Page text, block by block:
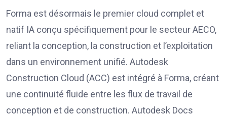
Forma est désormais le premier cloud complet et
natif IA conçu spécifiquement pour le secteur AECO,
reliant la conception, la construction et l’exploitation
dans un environnement unifié. Autodesk
Construction Cloud (ACC) est intégré à Forma, créant
une continuité fluide entre les flux de travail de
conception et de construction. Autodesk Docs